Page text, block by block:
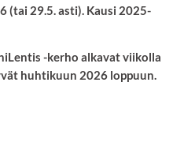
(tai 29.5. asti). Kausi 2025-
-kerho alkavat viikolla
huhtikuun 2026 loppuun.